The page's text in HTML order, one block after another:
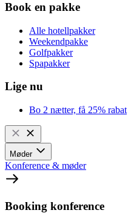
Book en pakke
Alle hotellpakker
Weekendpakke
Golfpakker
Spapakker
Lige nu
Bo 2 nætter, få 25% rabat
Møder
Konference & møder
Booking konference